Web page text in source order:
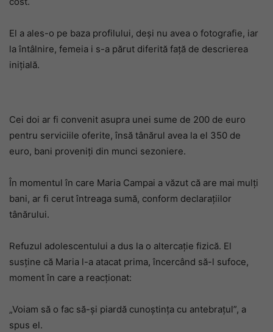
El a ales-o pe baza profilului, deși nu avea o fotografie, iar
la întâlnire, femeia i s-a părut diferită față de descrierea
inițială.
Cei doi ar fi convenit asupra unei sume de 200 de euro
pentru serviciile oferite, însă tânărul avea la el 350 de
euro, bani proveniți din munci sezoniere.
În momentul în care Maria Campai a văzut că are mai mulți
bani, ar fi cerut întreaga sumă, conform declarațiilor
tânărului.
Refuzul adolescentului a dus la o altercație fizică. El
susține că Maria l-a atacat prima, încercând să-l sufoce,
moment în care a reacționat:
„Voiam să o fac să-și piardă cunoștința cu antebrațul”, a
spus el.